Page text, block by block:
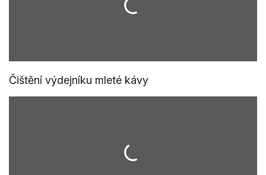
Čištění výdejníku mleté kávy